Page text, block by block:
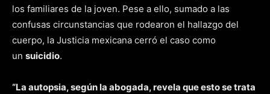
los familiares de la joven. Pese a ello, sumado a las
confusas circunstancias que rodearon el hallazgo del
cuerpo, la Justicia mexicana cerró el caso como
un suicidio.
“La autopsia, según la abogada, revela que esto se trata